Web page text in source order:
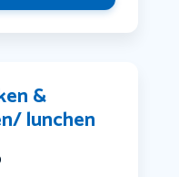
&
lunchen